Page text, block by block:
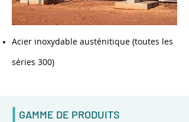
Acier inoxydable austénitique (toutes les
séries 300)
GAMME DE PRODUITS